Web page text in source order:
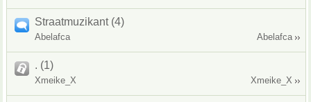
Straatmuzikant (4)
Abelafca Abelafca
. (1)
Xmeike_X Xmeike_X